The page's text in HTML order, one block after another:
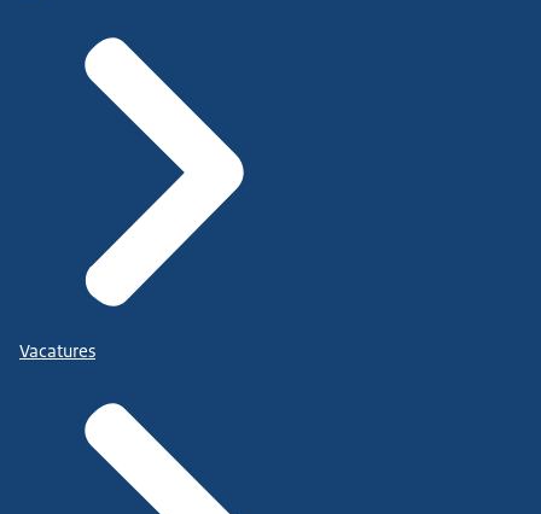
Vacatures